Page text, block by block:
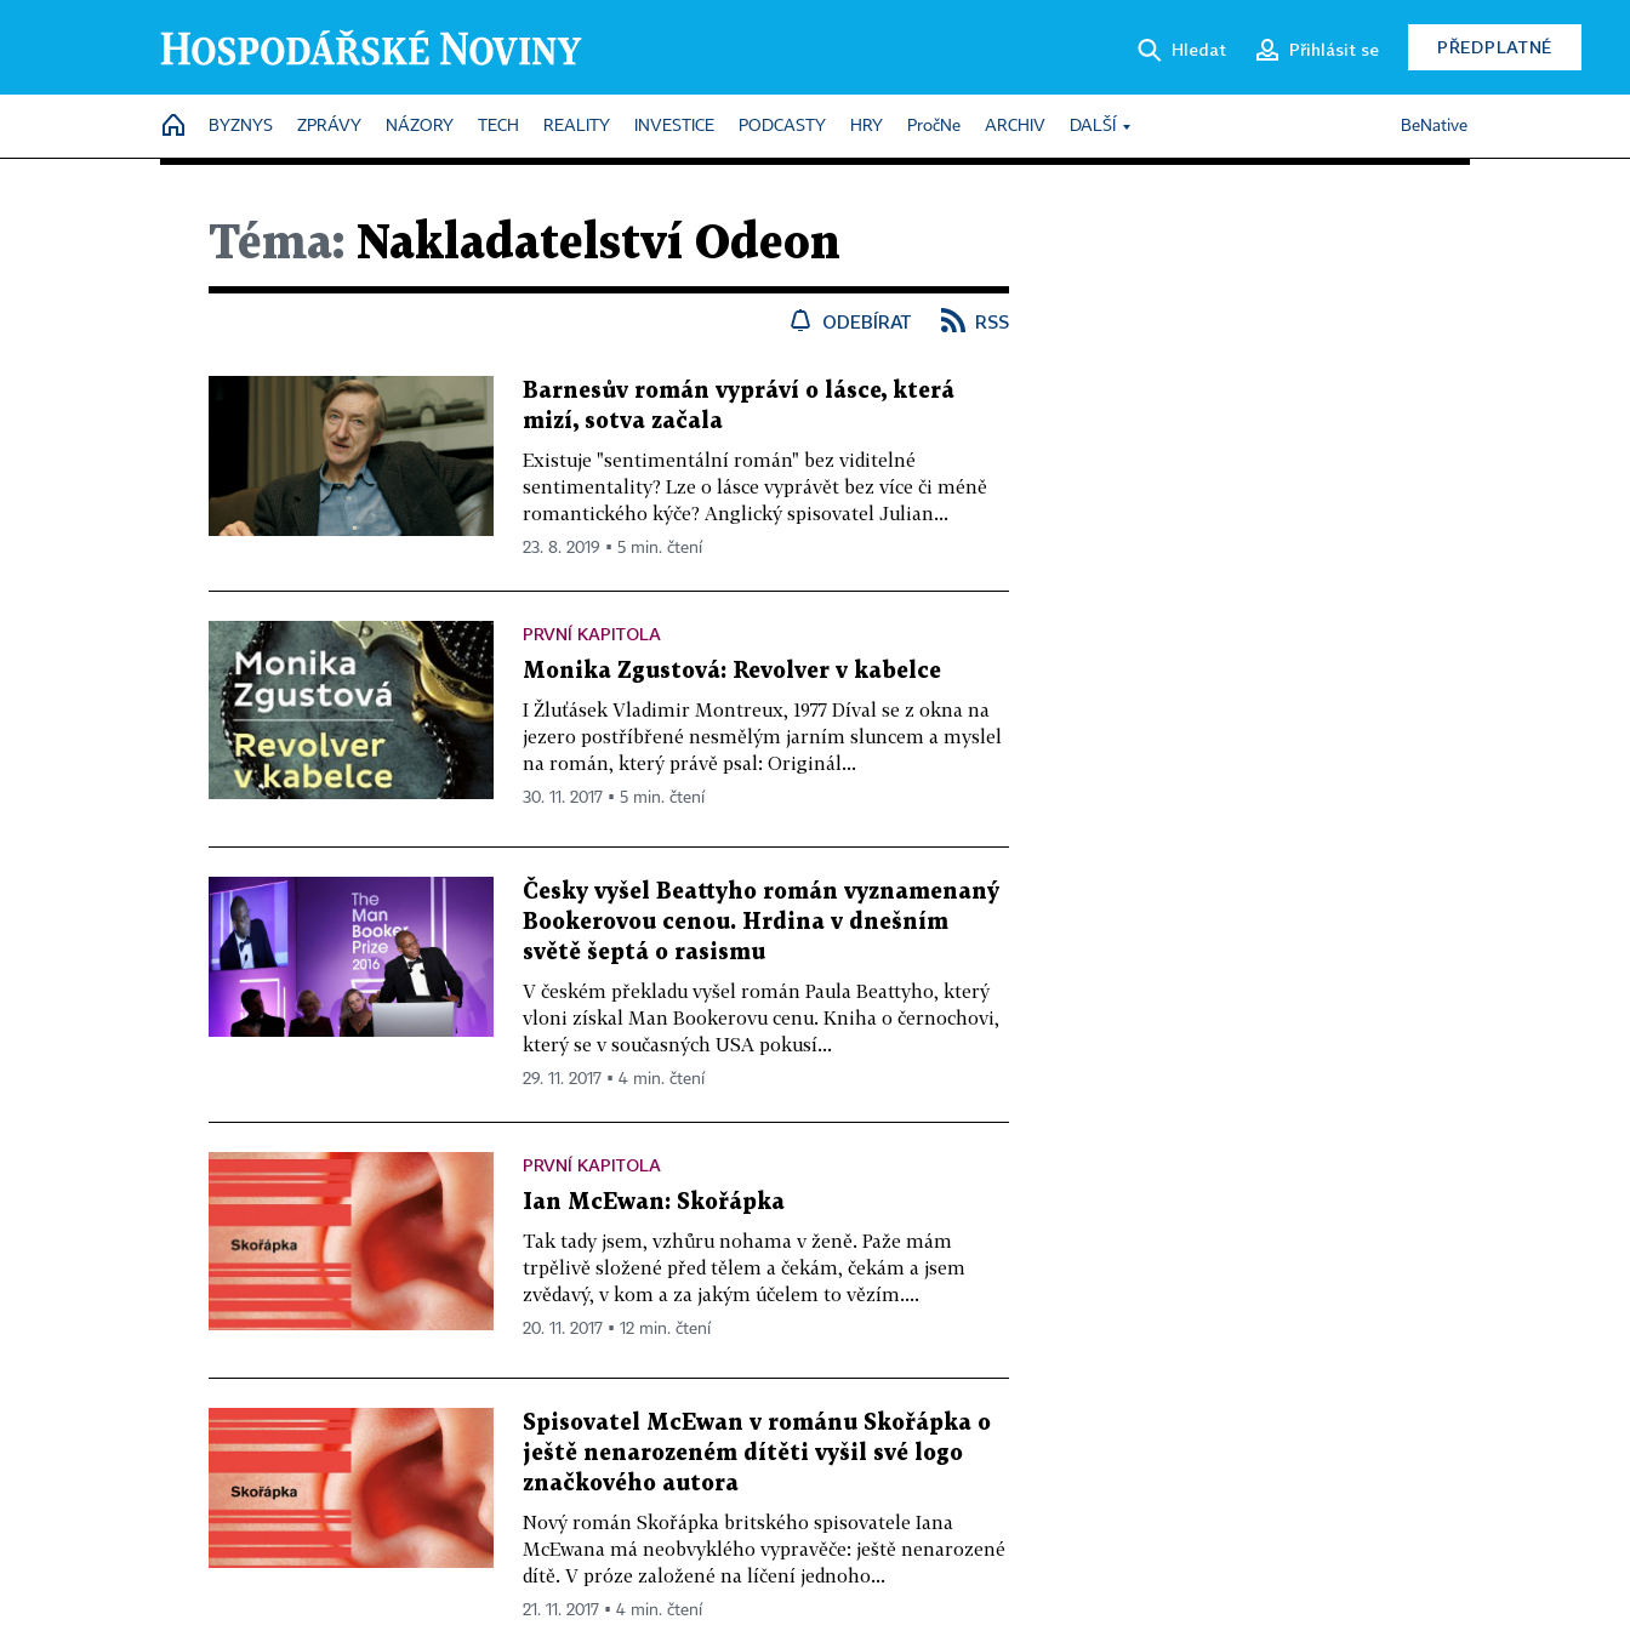
Hledat Přihlásit se PŘEDPLATNÉ
HOME
BYZNYS ZPRÁVY NÁZORY TECH REALITY INVESTICE PODCASTY HRY PročNe ARCHIV DALŠÍ BeNative
Téma: Nakladatelství Odeon
ODEBÍRAT RSS
Barnesův román vypráví o lásce, která
mizí, sotva začala
Existuje "sentimentální román" bez viditelné
sentimentality? Lze o lásce vyprávět bez více či méně
romantického kýče? Anglický spisovatel Julian...
23. 8. 2019 ▪ 5 min. čtení
PRVNÍ KAPITOLA
Monika Zgustová: Revolver v kabelce
I Žluťásek Vladimir Montreux, 1977 Díval se z okna na
jezero postříbřené nesmělým jarním sluncem a myslel
na román, který právě psal: Originál...
30. 11. 2017 ▪ 5 min. čtení
Česky vyšel Beattyho román vyznamenaný
Bookerovou cenou. Hrdina v dnešním
světě šeptá o rasismu
V českém překladu vyšel román Paula Beattyho, který
vloni získal Man Bookerovu cenu. Kniha o černochovi,
který se v současných USA pokusí...
29. 11. 2017 ▪ 4 min. čtení
PRVNÍ KAPITOLA
Ian McEwan: Skořápka
Tak tady jsem, vzhůru nohama v ženě. Paže mám
trpělivě složené před tělem a čekám, čekám a jsem
zvědavý, v kom a za jakým účelem to vězím....
20. 11. 2017 ▪ 12 min. čtení
Spisovatel McEwan v románu Skořápka o
ještě nenarozeném dítěti vyšil své logo
značkového autora
Nový román Skořápka britského spisovatele Iana
McEwana má neobvyklého vypravěče: ještě nenarozené
dítě. V próze založené na líčení jednoho...
21. 11. 2017 ▪ 4 min. čtení